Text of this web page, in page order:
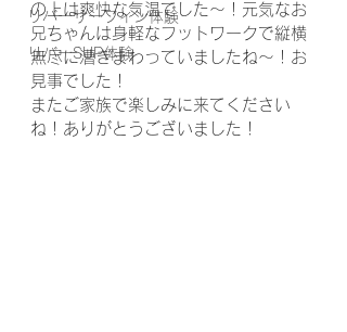
リバーサーフィン体験
リバーSUP体験
の上は爽快な気温でした～！元気なお
兄ちゃんは身軽なフットワークで縦横
無尽に漕ぎまわっていましたね～！お
見事でした！
またご家族で楽しみに来てください
ね！ありがとうございました！